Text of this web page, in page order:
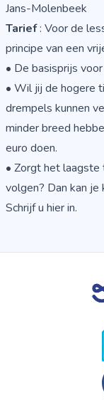
Jans-Molenbeek
Tarief: Voor de
principe van een
• De basisprijs
• Wil jij de hogere
drempels kunnen
minder breed
euro doen.
• Zorgt het
volgen? Dan kan
Schrijf u hier in.